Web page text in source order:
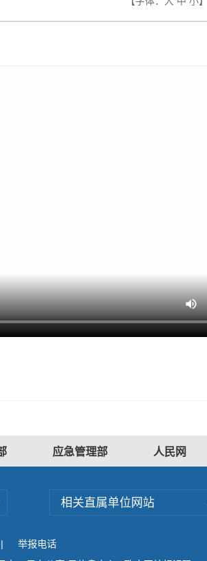
应急管理部 人民网
相关直属单位网站
|
举报电话